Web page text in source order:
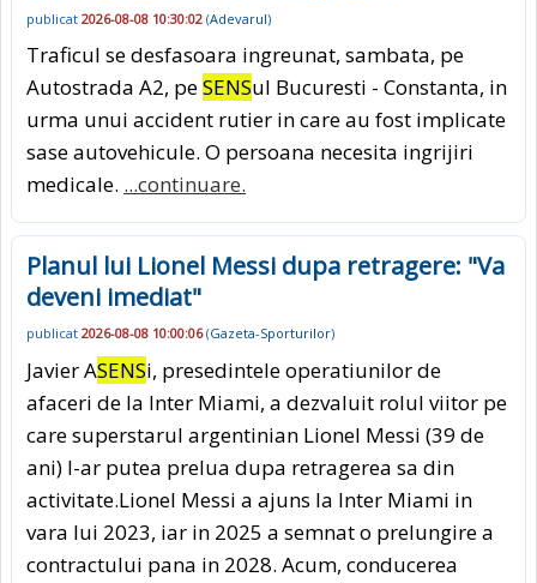
publicat 2026-08-08 10:30:02 (Adevarul)
Traficul se desfasoara ingreunat, sambata, pe
Autostrada A2, peSENSul Bucuresti - Constanta, in
urma unui accident rutier in care au fost implicate
sase autovehicule. O persoana necesita ingrijiri
medicale. ...continuare.
Planul lui Lionel Messi dupa retragere: "Va
deveni imediat"
publicat 2026-08-08 10:00:06(Gazeta-Sporturilor)
Javier ASENSi, presedintele operatiunilor de
afaceri de la Inter Miami, a dezvaluit rolul viitor pe
care superstarul argentinian Lionel Messi (39 de
ani) l-ar putea prelua dupa retragerea sa din
activitate.Lionel Messi a ajuns la Inter Miami in
vara lui 2023, iar in 2025 a semnat o prelungire a
contractului pana in 2028. Acum, conducerea